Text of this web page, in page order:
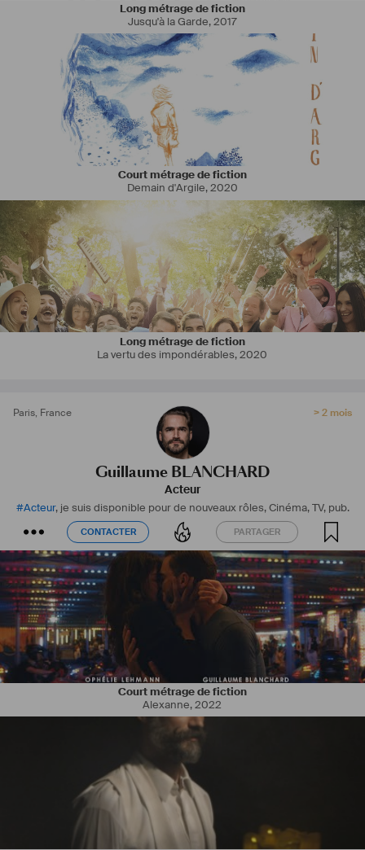
Long métrage de fiction
Jusqu'à la Garde,2017
Court métrage de fiction
Demain d'Argile,2020
Long métrage de fiction
La vertu des impondérables,2020
Paris, France > 2 mois
Guillaume BLANCHARD
Acteur
#Acteur, je suis disponible pour de nouveaux rôles, Cinéma, TV, pub.
CONTACTER PARTAGER
CONTACTER PARTAGER
Court métrage de fiction
Alexanne,2022
Breton d'adoption, éducateur sportif de formation évoluant dans le
milieu du Basket-ball, c'est au gré des rencontres que Pierre se
découvre une passion pour un tout autre type de jeu, délaissant alors
les gymnases pour les lieux de tournage. Acteur chevronné, il s'est
illustré dans de nombreux courts, moyens et longs métrages, et
continue à s'investir dans chaque projet comme si c'était le premier.
Réalisateur et scénariste à son heure, artiste plasticien, ce touche-à-
tout s'exprime aussi sur les planches du théâtre d’improvisation,
avec les productions Léon.